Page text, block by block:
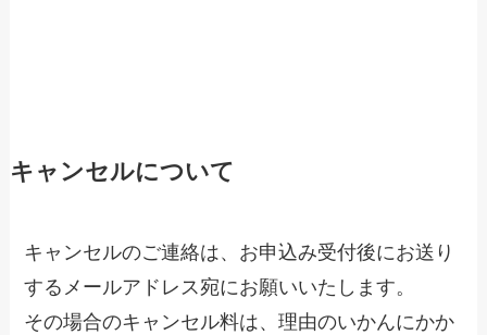
キャンセルについて
キャンセルのご連絡は、お申込み受付後にお送り
するメールアドレス宛にお願いいたします。
その場合のキャンセル料は、理由のいかんにかか